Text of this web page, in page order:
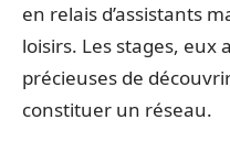
en relais d’assistants
loisirs. Les stages, eux
précieuses de
constituer un réseau.